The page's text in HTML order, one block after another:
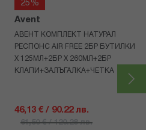
25%
Avent
АВЕНТ КОМПЛЕКТ НАТУРАЛ
РЕСПОНС AIR FREE 2БР БУТИЛКИ
Х 125МЛ+2БР Х 260МЛ+2БР
КЛАПИ+ЗАЛЪГАЛКА+ЧЕТКА
46,13 € / 90.22 лв.
61,50 € / 120.28 лв.